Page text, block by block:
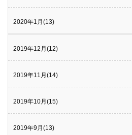
2020年1月(13)
2019年12月(12)
2019年11月(14)
2019年10月(15)
2019年9月(13)